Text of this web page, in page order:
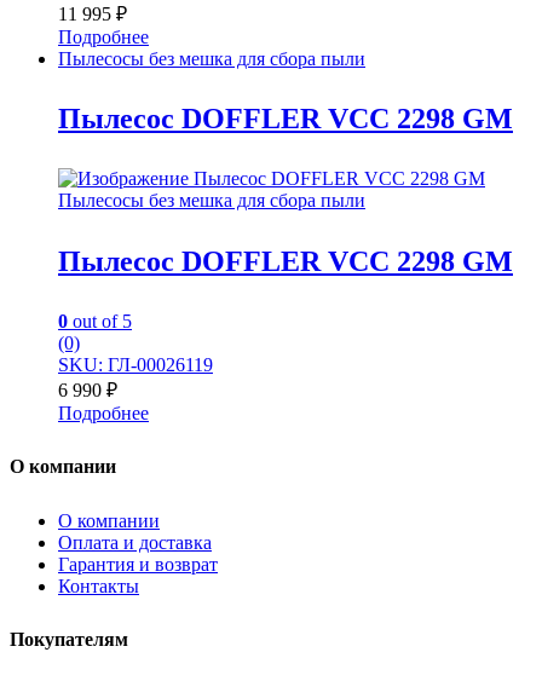
11 995 ₽
Подробнее
Пылесосы без мешка для сбора пыли
Пылесос DOFFLER VCC 2298 GM
Пылесосы без мешка для сбора пыли
Пылесос DOFFLER VCC 2298 GM
0 out of 5
(0)
SKU: ГЛ-00026119
6 990 ₽
Подробнее
О компании
О компании
Оплата и доставка
Гарантия и возврат
Контакты
Покупателям